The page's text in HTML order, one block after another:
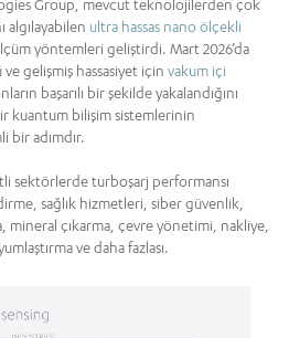
Group, mevcut teknolojilerden çok
algılayabilen ultra hassas nano ölçekli
yöntemleri geliştirdi. Mart 2026’da
gelişmiş hassasiyet için vakum içi
başarılı bir şekilde yakalandığını
kuantum bilişim sistemlerinin
bir adımdır.
sektörlerde turboşarj performansı
sağlık hizmetleri, siber güvenlik,
çıkarma, çevre yönetimi, nakliye,
ve daha fazlası.